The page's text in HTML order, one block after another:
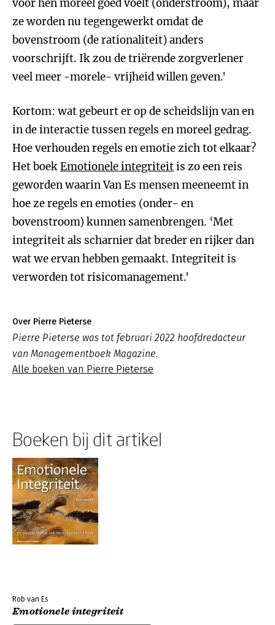
voor hen moreel goed voelt (onderstroom), maar
ze worden nu tegengewerkt omdat de
bovenstroom (de rationaliteit) anders
voorschrijft. Ik zou de triërende zorgverlener
veel meer -morele- vrijheid willen geven.'
Kortom: wat gebeurt er op de scheidslijn van en
in de interactie tussen regels en moreel gedrag.
Hoe verhouden regels en emotie zich tot elkaar?
Het boekEmotionele integriteitis zo een reis
geworden waarin Van Es mensen meeneemt in
hoe ze regels en emoties (onder- en
bovenstroom) kunnen samenbrengen. ‘Met
integriteit als scharnier dat breder en rijker dan
wat we ervan hebben gemaakt. Integriteit is
verworden tot risicomanagement.'
Over Pierre Pieterse
Pierre Pieterse was tot februari 2022 hoofdredacteur
van Managementboek Magazine.
Alle boeken van Pierre Pieterse
Boeken bij dit artikel
Rob van Es
Emotionele integriteit